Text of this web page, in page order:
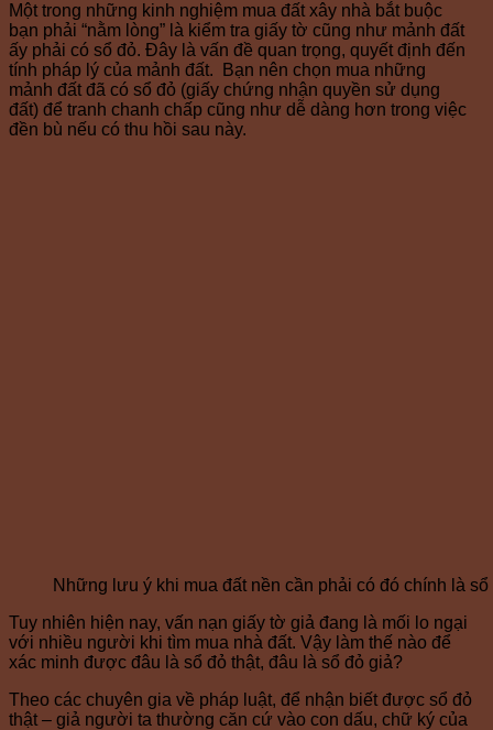
Một trong những kinh nghiệm mua đất xây nhà bắt buộc
bạn phải “nằm lòng” là kiểm tra giấy tờ cũng như mảnh đất
ấy phải có sổ đỏ. Đây là vấn đề quan trọng, quyết định đến
tính pháp lý của mảnh đất. Bạn nên chọn mua những
mảnh đất đã có sổ đỏ (giấy chứng nhận quyền sử dụng
đất) để tranh chanh chấp cũng như dễ dàng hơn trong việc
đền bù nếu có thu hồi sau này.
Những lưu ý khi mua đất nền cần phải có đó chính là sổ
Tuy nhiên hiện nay, vấn nạn giấy tờ giả đang là mối lo ngại
với nhiều người khi tìm mua nhà đất. Vậy làm thế nào để
xác minh được đâu là sổ đỏ thật, đâu là sổ đỏ giả?
Theo các chuyên gia về pháp luật, để nhận biết được sổ đỏ
thật – giả người ta thường căn cứ vào con dấu, chữ ký của